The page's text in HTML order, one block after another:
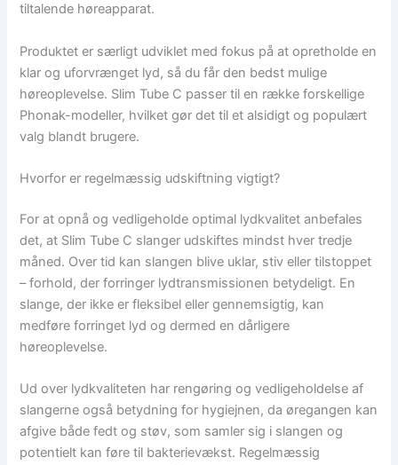
tiltalende høreapparat.
Produktet er særligt udviklet med fokus på at opretholde en
klar og uforvrænget lyd, så du får den bedst mulige
høreoplevelse. Slim Tube C passer til en række forskellige
Phonak-modeller, hvilket gør det til et alsidigt og populært
valg blandt brugere.
Hvorfor er regelmæssig udskiftning vigtigt?
For at opnå og vedligeholde optimal lydkvalitet anbefales
det, at Slim Tube C slanger udskiftes mindst hver tredje
måned. Over tid kan slangen blive uklar, stiv eller tilstoppet
– forhold, der forringer lydtransmissionen betydeligt. En
slange, der ikke er fleksibel eller gennemsigtig, kan
medføre forringet lyd og dermed en dårligere
høreoplevelse.
Ud over lydkvaliteten har rengøring og vedligeholdelse af
slangerne også betydning for hygiejnen, da øregangen kan
afgive både fedt og støv, som samler sig i slangen og
potentielt kan føre til bakterievækst. Regelmæssig